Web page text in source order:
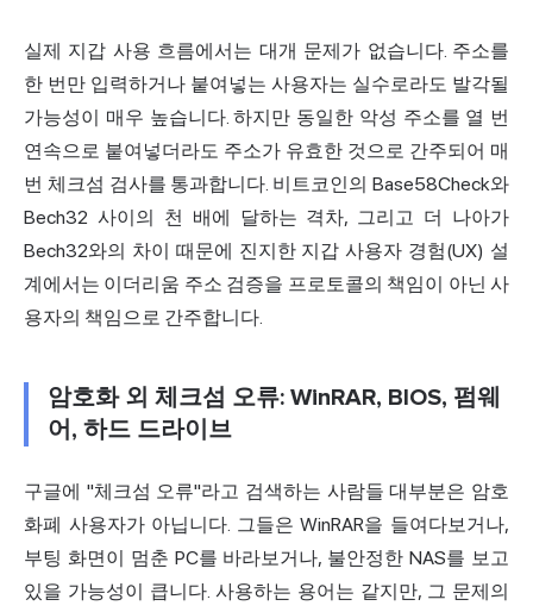
실제 지갑 사용 흐름에서는 대개 문제가 없습니다. 주소를
한 번만 입력하거나 붙여넣는 사용자는 실수로라도 발각될
가능성이 매우 높습니다. 하지만 동일한 악성 주소를 열 번
연속으로 붙여넣더라도 주소가 유효한 것으로 간주되어 매
번 체크섬 검사를 통과합니다. 비트코인의 Base58Check와
Bech32 사이의 천 배에 달하는 격차, 그리고 더 나아가
Bech32와의 차이 때문에 진지한 지갑 사용자 경험(UX) 설
계에서는 이더리움 주소 검증을 프로토콜의 책임이 아닌 사
용자의 책임으로 간주합니다.
암호화 외 체크섬 오류: WinRAR, BIOS, 펌웨
어, 하드 드라이브
구글에 "체크섬 오류"라고 검색하는 사람들 대부분은 암호
화폐 사용자가 아닙니다. 그들은 WinRAR을 들여다보거나,
부팅 화면이 멈춘 PC를 바라보거나, 불안정한 NAS를 보고
있을 가능성이 큽니다. 사용하는 용어는 같지만, 그 문제의